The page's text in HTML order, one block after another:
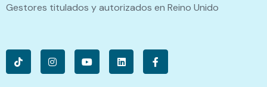
Gestores titulados y autorizados en Reino Unido